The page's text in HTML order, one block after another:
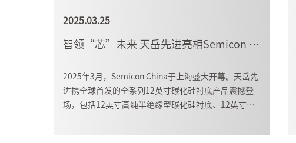
2025.03.25
智领“芯”未来 天岳先进亮相Semicon China 2025
2025年3月，Semicon China于上海盛大开幕。天岳先
进携全球首发的全系列12英寸碳化硅衬底产品震撼登
场，包括12英寸高纯半绝缘型碳化硅衬底、12英寸导